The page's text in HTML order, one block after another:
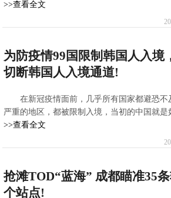
>>查看全文
为防疫情99国限制韩国人入境
切断韩国人入境通道!
在新冠疫情面前，几乎所有国家都避恐
严重的地区，都被限制入境，当初的中国就是
>>查看全文
抢滩TOD“蓝海” 成都瞄准35
个站点!